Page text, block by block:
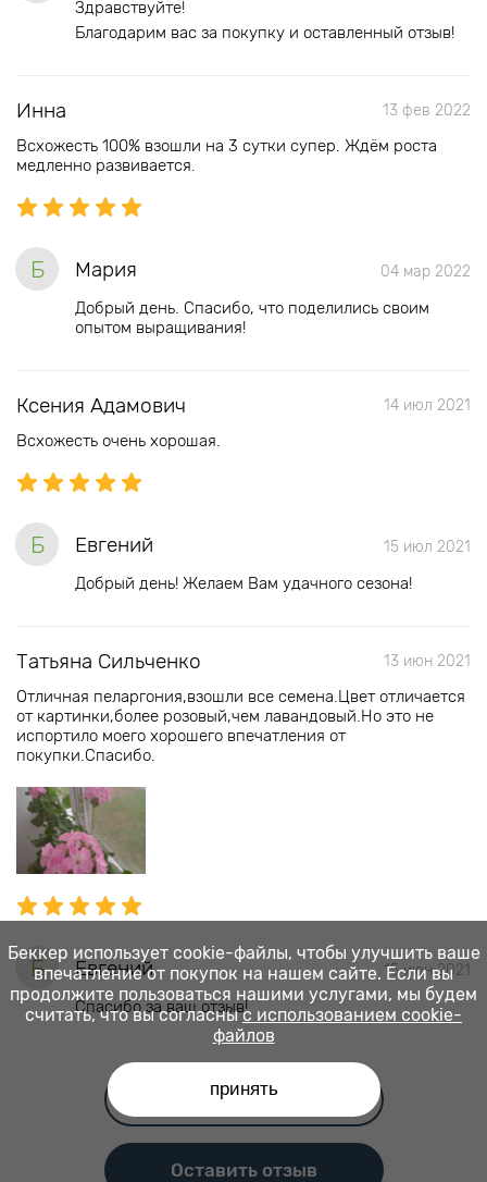
Здравствуйте!
Благодарим вас за покупку и оставленный отзыв!
Инна 13 фев 2022
Всхожесть 100% взошли на 3 сутки супер. Ждём роста
медленно развивается.
Б Мария 04 мар 2022
Добрый день. Спасибо, что поделились своим
опытом выращивания!
Ксения Адамович 14 июл 2021
Всхожесть очень хорошая.
Б Евгений 15 июл 2021
Добрый день! Желаем Вам удачного сезона!
Татьяна Сильченко 13 июн 2021
Отличная пеларгония,взошли все семена.Цвет отличается
от картинки,более розовый,чем лавандовый.Но это не
испортило моего хорошего впечатления от
покупки.Спасибо.
Б Евгений 15 июн 2021
Спасибо за ваш отзыв!
Читать все отзывы
Оставить отзыв
Беккер использует cookie-файлы, чтобы улучшить ваше
впечатление от покупок на нашем сайте. Если вы
продолжите пользоваться нашими услугами, мы будем
считать, что вы согласны с использованием cookie-
файлов
принять